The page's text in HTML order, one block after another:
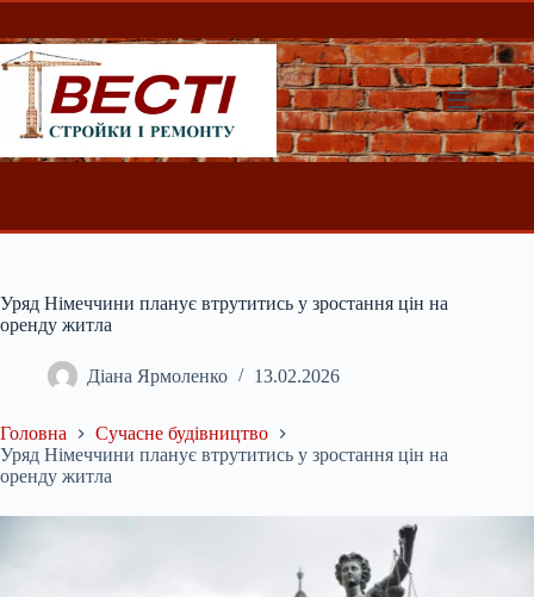
Перейти
вмісту
Уряд Німеччини планує втрутитись у зростання цін на
оренду житла
Діана Ярмоленко 13.02.2026
Головна
Сучасне будівництво
Уряд Німеччини планує втрутитись у зростання цін на
оренду житла